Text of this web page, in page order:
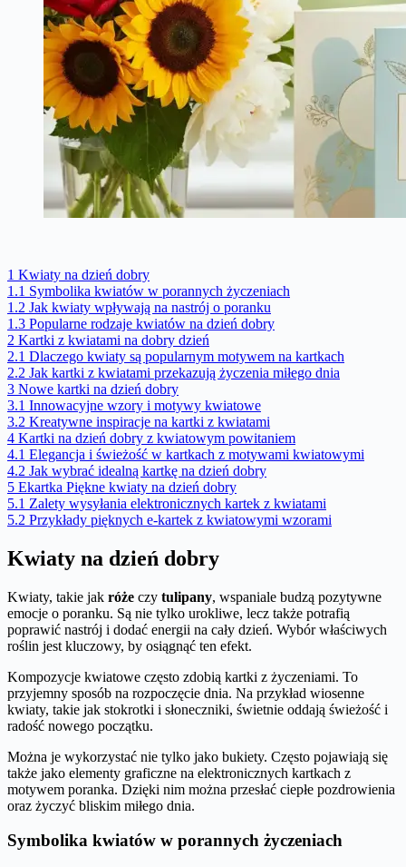
1 Kwiaty na dzień dobry
1.1 Symbolika kwiatów w porannych życzeniach
1.2 Jak kwiaty wpływają na nastrój o poranku
1.3 Popularne rodzaje kwiatów na dzień dobry
2 Kartki z kwiatami na dobry dzień
2.1 Dlaczego kwiaty są popularnym motywem na kartkach
2.2 Jak kartki z kwiatami przekazują życzenia miłego dnia
3 Nowe kartki na dzień dobry
3.1 Innowacyjne wzory i motywy kwiatowe
3.2 Kreatywne inspiracje na kartki z kwiatami
4 Kartki na dzień dobry z kwiatowym powitaniem
4.1 Elegancja i świeżość w kartkach z motywami kwiatowymi
4.2 Jak wybrać idealną kartkę na dzień dobry
5 Ekartka Piękne kwiaty na dzień dobry
5.1 Zalety wysyłania elektronicznych kartek z kwiatami
5.2 Przykłady pięknych e-kartek z kwiatowymi wzorami
Kwiaty na dzień dobry
Kwiaty, takie jak róże czy tulipany, wspaniale budzą pozytywne
emocje o poranku. Są nie tylko urokliwe, lecz także potrafią
poprawić nastrój i dodać energii na cały dzień. Wybór właściwych
roślin jest kluczowy, by osiągnąć ten efekt.
Kompozycje kwiatowe często zdobią kartki z życzeniami. To
przyjemny sposób na rozpoczęcie dnia. Na przykład wiosenne
kwiaty, takie jak stokrotki i słoneczniki, świetnie oddają świeżość i
radość nowego początku.
Można je wykorzystać nie tylko jako bukiety. Często pojawiają się
także jako elementy graficzne na elektronicznych kartkach z
motywem poranka. Dzięki nim można przesłać ciepłe pozdrowienia
oraz życzyć bliskim miłego dnia.
Symbolika kwiatów w porannych życzeniach